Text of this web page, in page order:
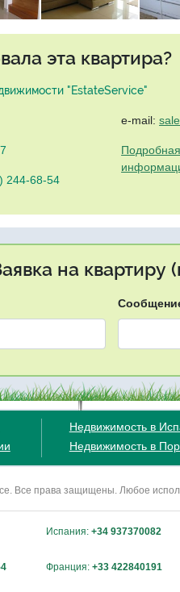
эта квартира?
"EstateService"
244-68-54
e-mail:
на квартиру
Недвижимость в
Недвижимость в
Все права защищены. Любое
Испания: +34 937370082
Франция: +33 422840191